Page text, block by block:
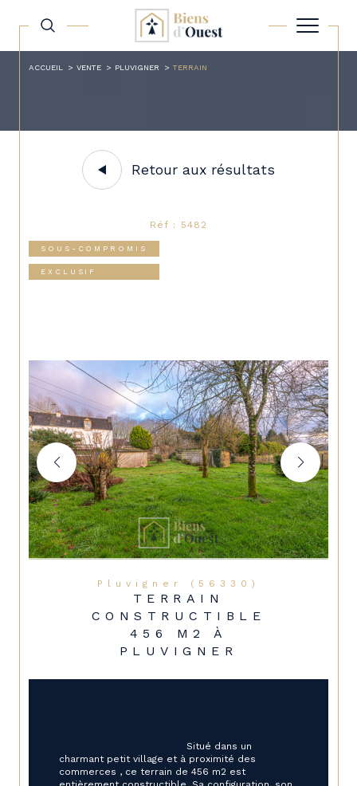
ACCUEIL VENTE PLUVIGNER TERRAIN
Retour aux résultats
Réf : 5482
SOUS-COMPROMIS
EXCLUSIF
Pluvigner (56330)
TERRAIN
CONSTRUCTIBLE
456 M2 À
PLUVIGNER
charmant petit village et à proximité des
commerces , ce terrain de 456 m2 est